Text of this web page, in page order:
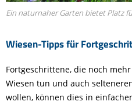
Wiesen-Tipps für
Ein naturnaher Garten bietet Platz
Fortgeschrittene, die noch
Wiesen tun und auch
wollen, können dies in